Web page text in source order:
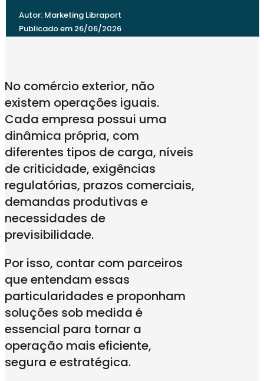
Autor: Marketing Libraport
Publicado em 26/06/2026
No comércio exterior, não
existem operações iguais.
Cada empresa possui uma
dinâmica própria, com
diferentes tipos de carga, níveis
de criticidade, exigências
regulatórias, prazos comerciais,
demandas produtivas e
necessidades de
previsibilidade.
Por isso, contar com parceiros
que entendam essas
particularidades e proponham
soluções sob medida é
essencial para tornar a
operação mais eficiente,
segura e estratégica.